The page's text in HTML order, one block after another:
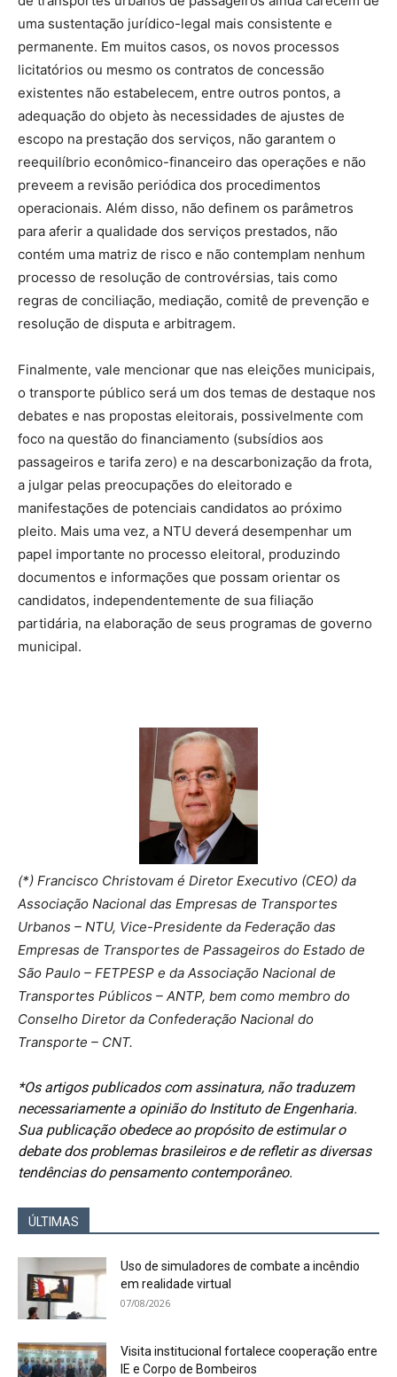
uma sustentação jurídico-legal mais consistente e
permanente. Em muitos casos, os novos processos
licitatórios ou mesmo os contratos de concessão
existentes não estabelecem, entre outros pontos, a
adequação do objeto às necessidades de ajustes de
escopo na prestação dos serviços, não garantem o
reequilíbrio econômico-financeiro das operações e não
preveem a revisão periódica dos procedimentos
operacionais. Além disso, não definem os parâmetros
para aferir a qualidade dos serviços prestados, não
contém uma matriz de risco e não contemplam nenhum
processo de resolução de controvérsias, tais como
regras de conciliação, mediação, comitê de prevenção e
resolução de disputa e arbitragem.
Finalmente, vale mencionar que nas eleições municipais,
o transporte público será um dos temas de destaque nos
debates e nas propostas eleitorais, possivelmente com
foco na questão do financiamento (subsídios aos
passageiros e tarifa zero) e na descarbonização da frota,
a julgar pelas preocupações do eleitorado e
manifestações de potenciais candidatos ao próximo
pleito. Mais uma vez, a NTU deverá desempenhar um
papel importante no processo eleitoral, produzindo
documentos e informações que possam orientar os
candidatos, independentemente de sua filiação
partidária, na elaboração de seus programas de governo
municipal.
(*) Francisco Christovam é Diretor Executivo (CEO) da
Associação Nacional das Empresas de Transportes
Urbanos – NTU, Vice-Presidente da Federação das
Empresas de Transportes de Passageiros do Estado de
São Paulo – FETPESP e da Associação Nacional de
Transportes Públicos – ANTP, bem como membro do
Conselho Diretor da Confederação Nacional do
Transporte – CNT.
*Os artigos publicados com assinatura, não traduzem
necessariamente a opinião do Instituto de Engenharia.
Sua publicação obedece ao propósito de estimular o
debate dos problemas brasileiros e de refletir as diversas
tendências do pensamento contemporâneo.
ÚLTIMAS
Uso de simuladores de combate a incêndio
em realidade virtual
07/08/2026
Visita institucional fortalece cooperação entre
IE e Corpo de Bombeiros